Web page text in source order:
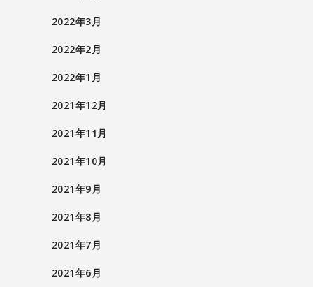
2022年3月
2022年2月
2022年1月
2021年12月
2021年11月
2021年10月
2021年9月
2021年8月
2021年7月
2021年6月